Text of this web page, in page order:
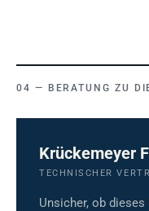
BERATUNG ZU
Krückemeyer
TECHNISCHER
Unsicher, ob